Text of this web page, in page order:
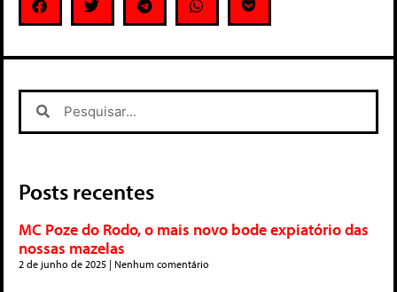
Posts recentes
MC Poze do Rodo, o mais novo bode expiatório das
nossas mazelas
2 de junho de 2025 Nenhum comentário